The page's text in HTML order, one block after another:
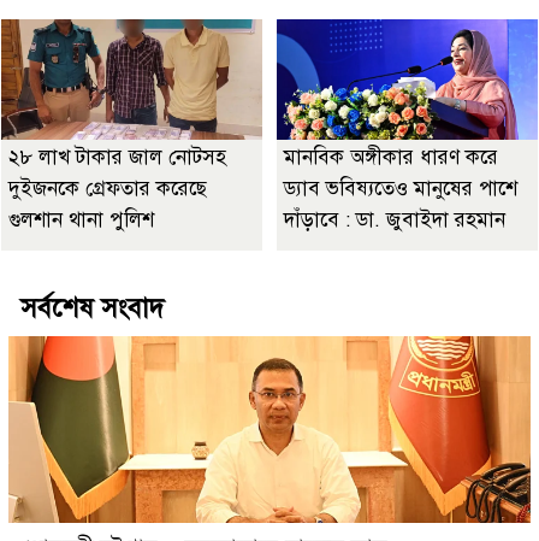
২৮ লাখ টাকার জাল নোটসহ
দুইজনকে গ্রেফতার করেছে
গুলশান থানা পুলিশ
মানবিক অঙ্গীকার ধারণ করে
ড্যাব ভবিষ্যতেও মানুষের পাশে
দাঁড়াবে : ডা. জুবাইদা রহমান
সর্বশেষ সংবাদ